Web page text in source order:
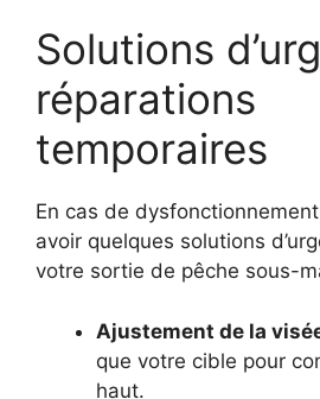
Solutions
réparations
temporaires
En cas de
avoir quelques solutions
votre sortie de pêche sous-
Ajustement de la
que votre cible pour
haut.